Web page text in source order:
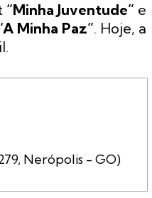
“Minha Juventude” e
Minha Paz”. Hoje, a